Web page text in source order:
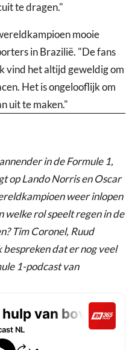
te dragen."
mooie
in Brazilië. "De fans
vind het altijd geweldig om
Het is ongelooflijk om
uit te maken."
in de Formule 1,
op Lando Norris en Oscar
weer inlopen
welke rol speelt regen in de
Tim Coronel, Ruud
dat er nog veel
1-podcast van